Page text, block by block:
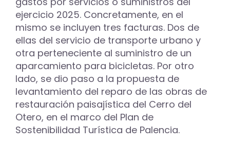
ejercicio 2025. Concretamente, en el
mismo se incluyen tres facturas. Dos de
ellas del servicio de transporte urbano y
otra perteneciente al suministro de un
aparcamiento para bicicletas. Por otro
lado, se dio paso a la propuesta de
levantamiento del reparo de las obras de
restauración paisajística del Cerro del
Otero, en el marco del Plan de
Sostenibilidad Turística de Palencia.